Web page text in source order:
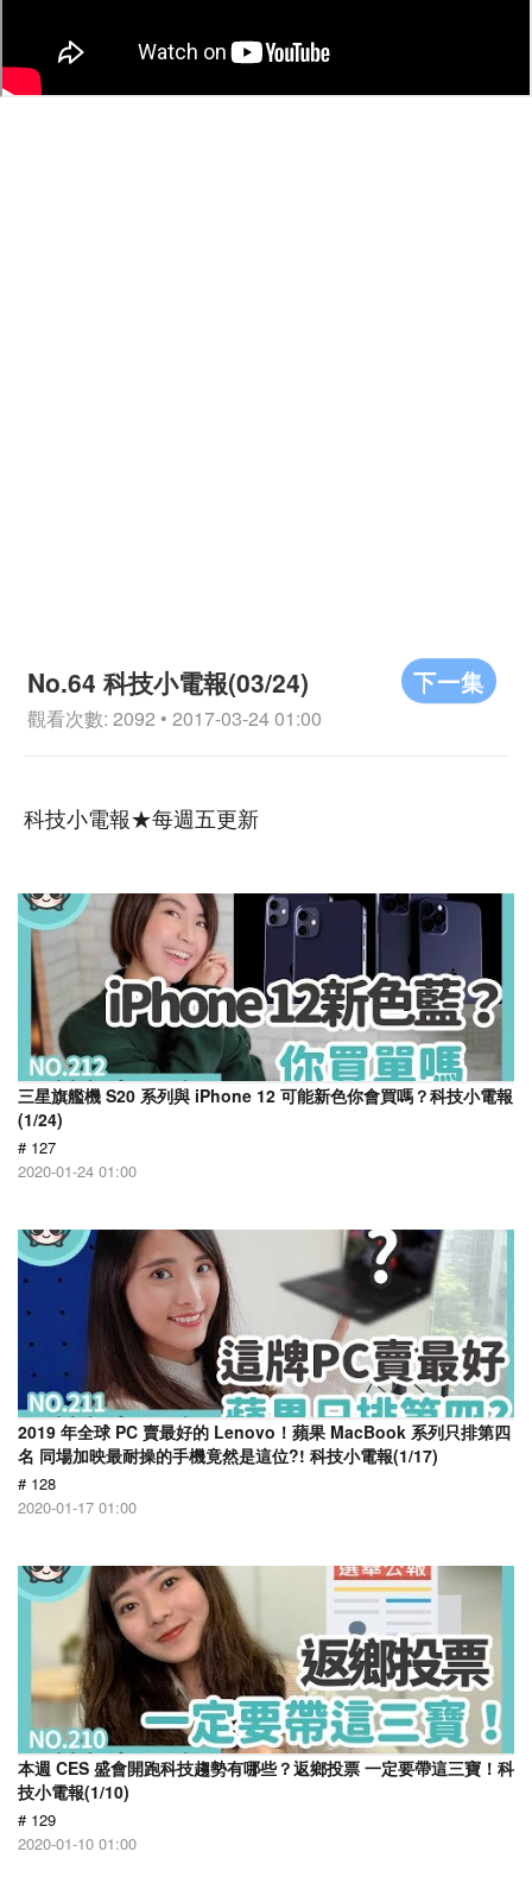
下一集
No.64 科技小電報(03/24)
觀看次數: 2092 • 2017-03-24 01:00
科技小電報★每週五更新
三星旗艦機 S20 系列與 iPhone 12 可能新色你會買嗎？科技小電報
(1/24)
# 127
2020-01-24 01:00
2019 年全球 PC 賣最好的 Lenovo！蘋果 MacBook 系列只排第四
名 同場加映最耐操的手機竟然是這位?! 科技小電報(1/17)
# 128
2020-01-17 01:00
本週 CES 盛會開跑科技趨勢有哪些？返鄉投票 一定要帶這三寶！科
技小電報(1/10)
# 129
2020-01-10 01:00